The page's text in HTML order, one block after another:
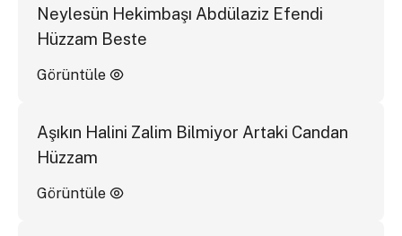
Neylesün Hekimbaşı Abdülaziz Efendi
Hüzzam Beste
Görüntüle
Aşıkın Halini Zalim Bilmiyor Artaki Candan
Hüzzam
Görüntüle